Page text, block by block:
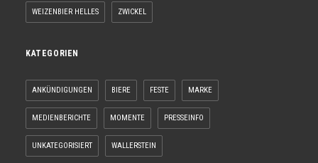
WEIZENBIER HELLES ZWICKEL
KATEGORIEN
ANKÜNDIGUNGEN BIERE FESTE MARKE
MEDIENBERICHTE MOMENTE PRESSEINFO
UNKATEGORISIERT WALLERSTEIN